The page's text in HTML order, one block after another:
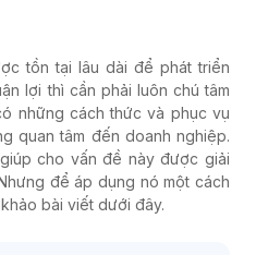
tồn tại lâu dài để phát triển
lợi thì cần phải luôn chú tâm
những cách thức và phục vụ
quan tâm đến doanh nghiệp.
cho vấn đề này được giải
để áp dụng nó một cách
bài viết dưới đây.